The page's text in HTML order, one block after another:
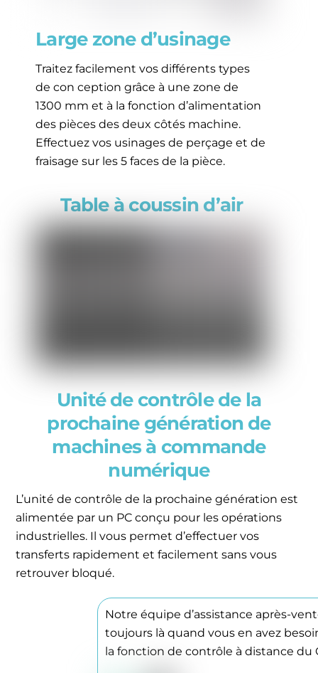
Large zone d’usinage
Traitez facilement vos différents types
de con ception grâce à une zone de
1300 mm et à la fonction d’alimentation
des pièces des deux côtés machine.
Effectuez vos usinages de perçage et de
fraisage sur les 5 faces de la pièce.
Table à coussin d’air
Unité de contrôle de la
prochaine génération de
machines à commande
numérique
L’unité de contrôle de la prochaine génération est
alimentée par un PC conçu pour les opérations
industrielles. Il vous permet d’effectuer vos
transferts rapidement et facilement sans vous
retrouver bloqué.
Notre équipe d’assistance après-
toujours là quand vous en avez
la fonction de contrôle à distance du